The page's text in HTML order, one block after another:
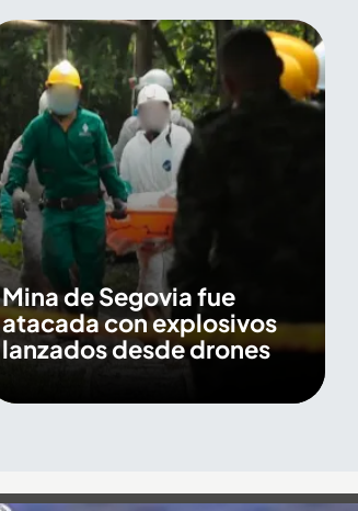
Mina de Segovia fue
atacada con explosivos
lanzados desde drones